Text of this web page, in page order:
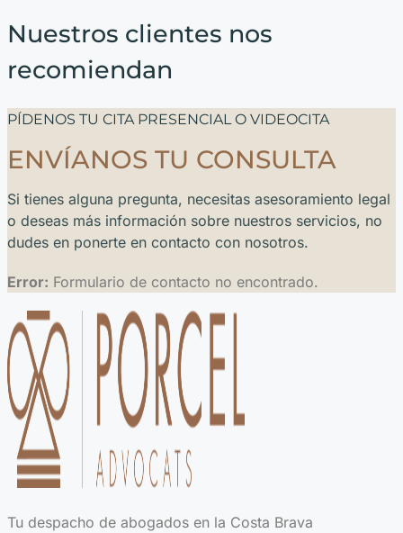
Nuestros clientes nos
recomiendan
PÍDENOS TU CITA PRESENCIAL O VIDEOCITA
ENVÍANOS TU CONSULTA
Si tienes alguna pregunta, necesitas asesoramiento legal
o deseas más información sobre nuestros servicios, no
dudes en ponerte en contacto con nosotros.
Error: Formulario de contacto no encontrado.
Tu despacho de abogados en la Costa Brava